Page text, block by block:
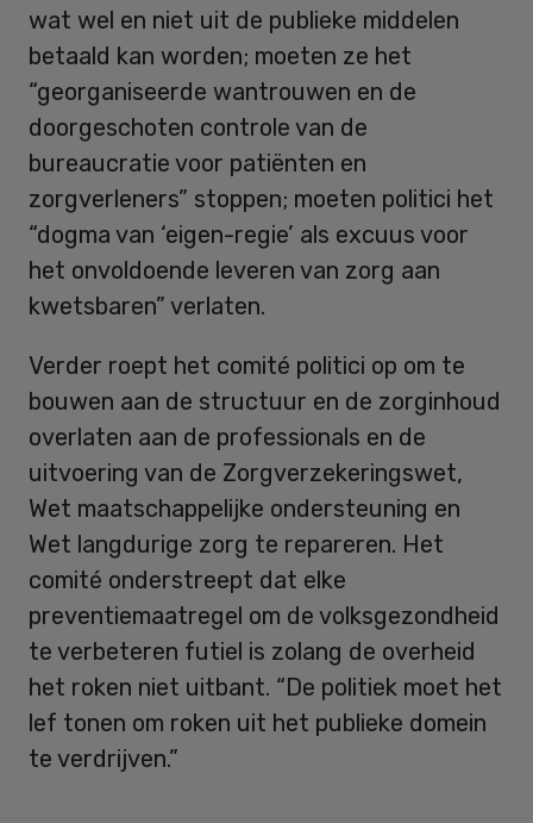
wat wel en niet uit de publieke middelen
betaald kan worden; moeten ze het
“georganiseerde wantrouwen en de
doorgeschoten controle van de
bureaucratie voor patiënten en
zorgverleners” stoppen; moeten politici het
“dogma van ‘eigen-regie’ als excuus voor
het onvoldoende leveren van zorg aan
kwetsbaren” verlaten.
Verder roept het comité politici op om te
bouwen aan de structuur en de zorginhoud
overlaten aan de professionals en de
uitvoering van de Zorgverzekeringswet,
Wet maatschappelijke ondersteuning en
Wet langdurige zorg te repareren. Het
comité onderstreept dat elke
preventiemaatregel om de volksgezondheid
te verbeteren futiel is zolang de overheid
het roken niet uitbant. “De politiek moet het
lef tonen om roken uit het publieke domein
te verdrijven.”